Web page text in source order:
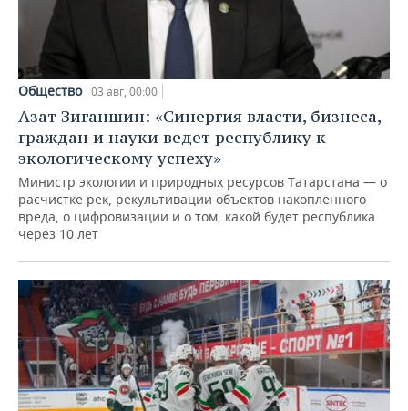
Общество 03 авг, 00:00
Азат Зиганшин: «Синергия власти, бизнеса,
граждан и науки ведет республику к
экологическому успеху»
Министр экологии и природных ресурсов Татарстана — о
расчистке рек, рекультивации объектов накопленного
вреда, о цифровизации и о том, какой будет республика
через 10 лет